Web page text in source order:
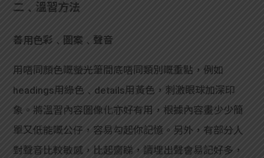
二﹑溫習方法
善用色彩﹑圖案﹑聲音
用唔同顏色嘅螢光筆間底唔同類別嘅重點，例如
headings用綠色﹑details用黃色，刺激眼球加深印
象。將溫習內容圖像化亦好有用，根據內容畫少少簡
單又低能嘅公仔，容易勾起你記憶。另外，有部分人
對聲音比較敏感，比起齋睇，讀埋出聲會易記好多，